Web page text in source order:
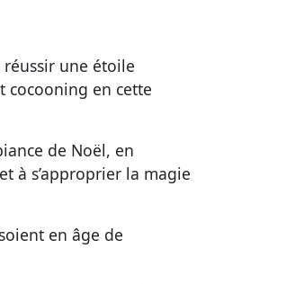
une étoile
cocooning en cette
de Noël, en
à s’approprier la magie
en âge de